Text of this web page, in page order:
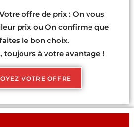
offre de prix : On vous
prix ou On confirme que
le bon choix.
toujours à votre avantage !
VOTRE OFFRE